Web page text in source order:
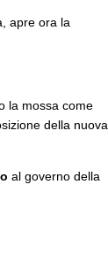
apre ora la
la mossa come
della nuova
al governo della